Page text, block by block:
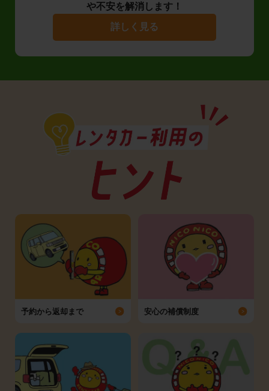
や不安を解消します！
詳しく見る
予約から返却まで 安心の補償制度